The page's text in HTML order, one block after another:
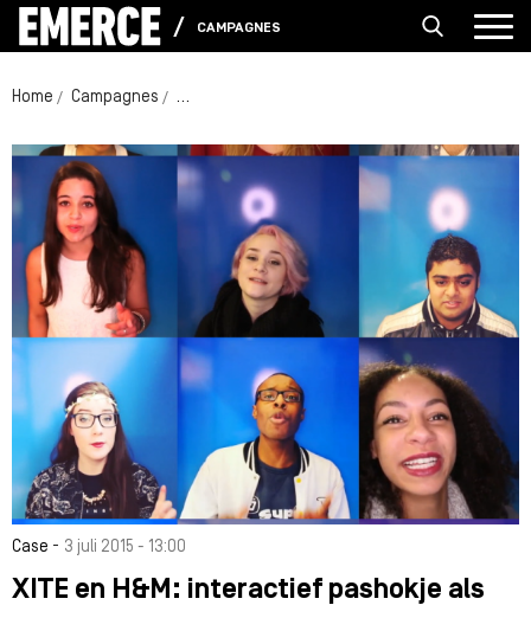
CAMPAGNES
Home Campagnes XITE en H&M: interactief pashokje als
Case - 3 juli 2015 - 13:00
XITE en H&M: interactief pashokje als